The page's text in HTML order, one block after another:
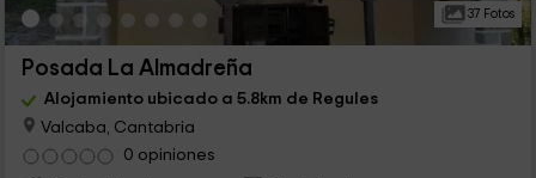
37 Fotos
Posada La Almadreña
Alojamiento ubicado a 5.8km de Regules
Valcaba, Cantabria
0 opiniones